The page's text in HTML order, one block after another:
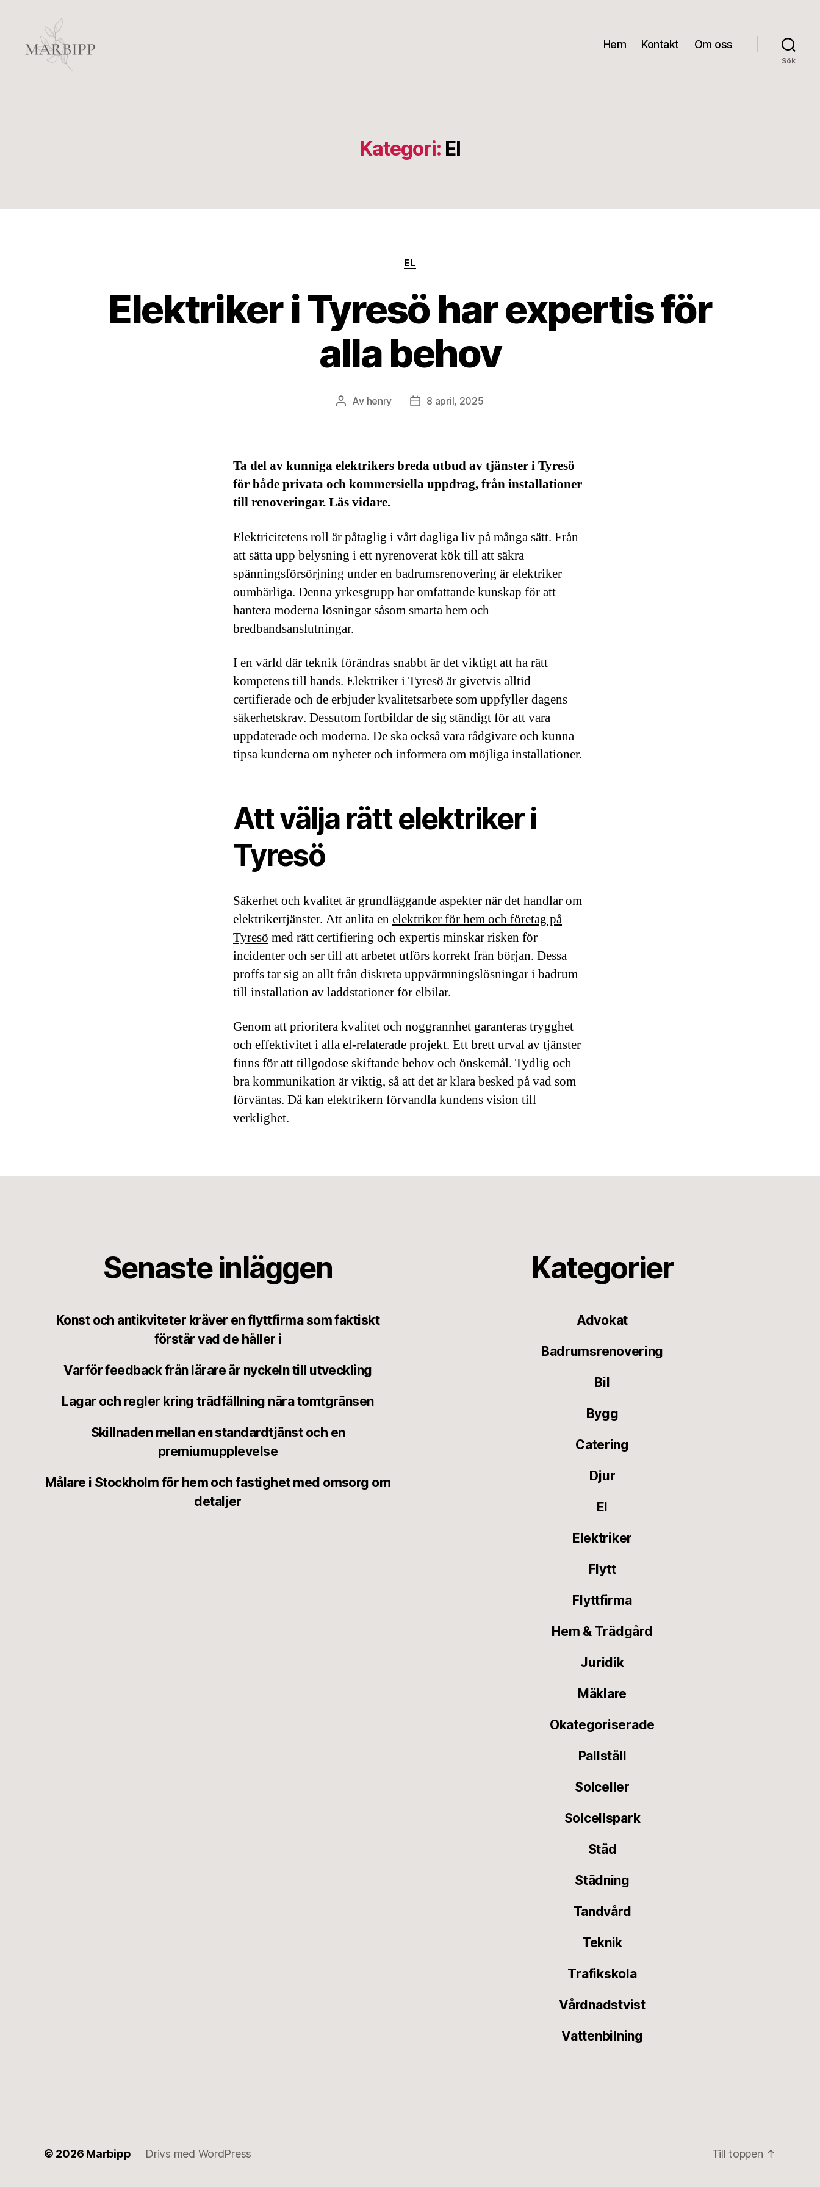
Hem Kontakt Om oss
Sök
Kategori: El
Kategorier
EL
Elektriker i Tyresö har expertis för
alla behov
Inläggsförfattare
Av henry Inläggsdatum
8 april, 2025
Ta del av kunniga elektrikers breda utbud av tjänster i Tyresö
för både privata och kommersiella uppdrag, från installationer
till renoveringar. Läs vidare.
Elektricitetens roll är påtaglig i vårt dagliga liv på många sätt. Från
att sätta upp belysning i ett nyrenoverat kök till att säkra
spänningsförsörjning under en badrumsrenovering är elektriker
oumbärliga. Denna yrkesgrupp har omfattande kunskap för att
hantera moderna lösningar såsom smarta hem och
bredbandsanslutningar.
I en värld där teknik förändras snabbt är det viktigt att ha rätt
kompetens till hands. Elektriker i Tyresö är givetvis alltid
certifierade och de erbjuder kvalitetsarbete som uppfyller dagens
säkerhetskrav. Dessutom fortbildar de sig ständigt för att vara
uppdaterade och moderna. De ska också vara rådgivare och kunna
tipsa kunderna om nyheter och informera om möjliga installationer.
Att välja rätt elektriker i
Tyresö
Säkerhet och kvalitet är grundläggande aspekter när det handlar om
elektrikertjänster. Att anlita en elektriker för hem och företag på
Tyresö med rätt certifiering och expertis minskar risken för
incidenter och ser till att arbetet utförs korrekt från början. Dessa
proffs tar sig an allt från diskreta uppvärmningslösningar i badrum
till installation av laddstationer för elbilar.
Genom att prioritera kvalitet och noggrannhet garanteras trygghet
och effektivitet i alla el-relaterade projekt. Ett brett urval av tjänster
finns för att tillgodose skiftande behov och önskemål. Tydlig och
bra kommunikation är viktig, så att det är klara besked på vad som
förväntas. Då kan elektrikern förvandla kundens vision till
verklighet.
Senaste inläggen
Konst och antikviteter kräver en flyttfirma som faktiskt
förstår vad de håller i
Varför feedback från lärare är nyckeln till utveckling
Lagar och regler kring trädfällning nära tomtgränsen
Skillnaden mellan en standardtjänst och en
premiumupplevelse
Målare i Stockholm för hem och fastighet med omsorg om
detaljer
Kategorier
Advokat
Badrumsrenovering
Bil
Bygg
Catering
Djur
El
Elektriker
Flytt
Flyttfirma
Hem & Trädgård
Juridik
Mäklare
Okategoriserade
Pallställ
Solceller
Solcellspark
Städ
Städning
Tandvård
Teknik
Trafikskola
Vårdnadstvist
Vattenbilning
© 2026 Marbipp Drivs med WordPress Till toppen ↑